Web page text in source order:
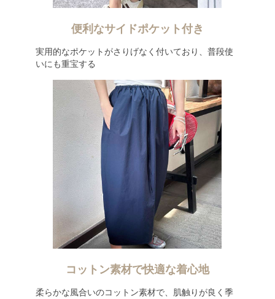
便利なサイドポケット付き
実用的なポケットがさりげなく付いており、普段使
いにも重宝する
コットン素材で快適な着心地
柔らかな風合いのコットン素材で、肌触りが良く季